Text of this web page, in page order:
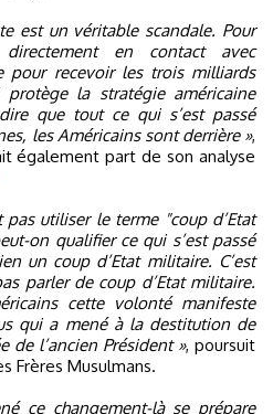
est un véritable scandale. Pour
en contact avec
pour recevoir les trois milliards
la stratégie américaine
que tout ce qui s’est passé
les Américains sont derrière »,
également part de son analyse
pas utiliser le terme "coup d’Etat
on qualifier ce qui s’est passé
un coup d’Etat militaire. C’est
parler de coup d’Etat militaire.
cette volonté manifeste
qui a mené à la destitution de
de l’ancien Président », poursuit
Frères Musulmans.
ce changement-là se prépare